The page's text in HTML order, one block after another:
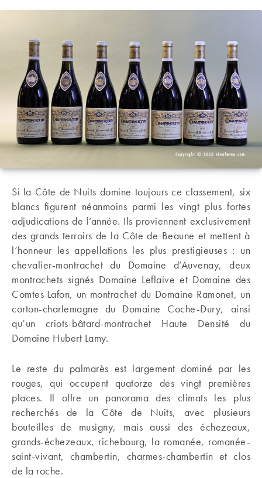
Si la Côte de Nuits domine toujours ce classement, six
blancs figurent néanmoins parmi les vingt plus fortes
adjudications de l’année. Ils proviennent exclusivement
des grands terroirs de la Côte de Beaune et mettent à
l’honneur les appellations les plus prestigieuses : un
chevalier-montrachet du Domaine d’Auvenay, deux
montrachets signés Domaine Leflaive et Domaine des
Comtes Lafon, un montrachet du Domaine Ramonet, un
corton-charlemagne du Domaine Coche-Dury, ainsi
qu’un criots-bâtard-montrachet Haute Densité du
Domaine Hubert Lamy.
Le reste du palmarès est largement dominé par les
rouges, qui occupent quatorze des vingt premières
places. Il offre un panorama des climats les plus
recherchés de la Côte de Nuits, avec plusieurs
bouteilles de musigny, mais aussi des échezeaux,
grands-échezeaux, richebourg, la romanée, romanée-
saint-vivant, chambertin, charmes-chambertin et clos
de la roche.